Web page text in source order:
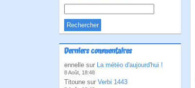
Derniers commentaires
ennelle sur La météo d'aujourd'hui !
8 Août, 18:48
Titoune sur Verbi 1443